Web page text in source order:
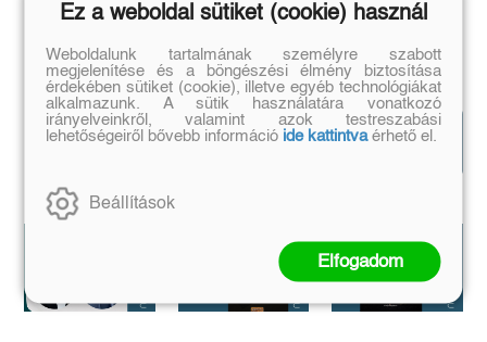
Kosárba
Könyves
Mutasd az
Ez a weboldal sütiket (cookie) használ
Weboldalunk tartalmának személyre szabott
megjelenítése és a böngészési élmény biztosítása
érdekében sütiket (cookie), illetve egyéb technológiákat
alkalmazunk. A sütik használatára vonatkozó
irányelveinkről, valamint azok testreszabási
lehetőségeiről bővebb információ ide kattintvaérhető el.
Beállítások
Elfogadom